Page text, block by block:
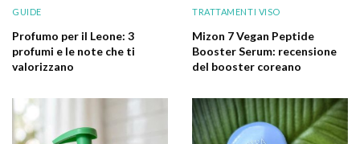
GUIDE
Profumo per il Leone: 3
profumi e le note che ti
valorizzano
TRATTAMENTI VISO
Mizon 7 Vegan Peptide
Booster Serum: recensione
del booster coreano